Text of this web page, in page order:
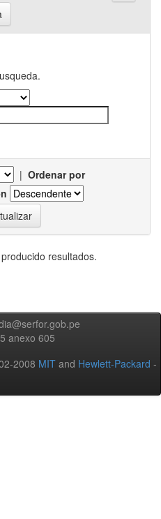
| Ordenar por
resultados.
anexo 605
2008 MIT and Hewlett-Packard -